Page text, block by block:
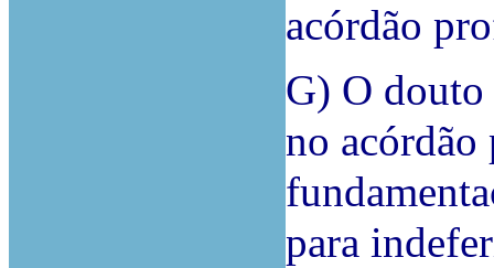
acórdão
G) O
no acórdão
para